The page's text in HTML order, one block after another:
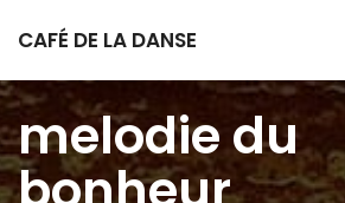
CAFÉ DE LA DANSE
melodie du